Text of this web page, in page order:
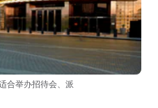
合举办招待会、派